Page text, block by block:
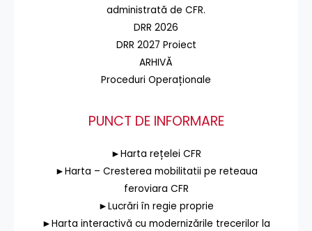
administrată de CFR.
DRR 2026
DRR 2027 Proiect
ARHIVĂ
Proceduri Operaționale
PUNCT DE INFORMARE
►Harta rețelei CFR
►Harta – Cresterea mobilitatii pe reteaua
feroviara CFR
►Lucrări în regie proprie
►Harta interactivă cu modernizările trecerilor la